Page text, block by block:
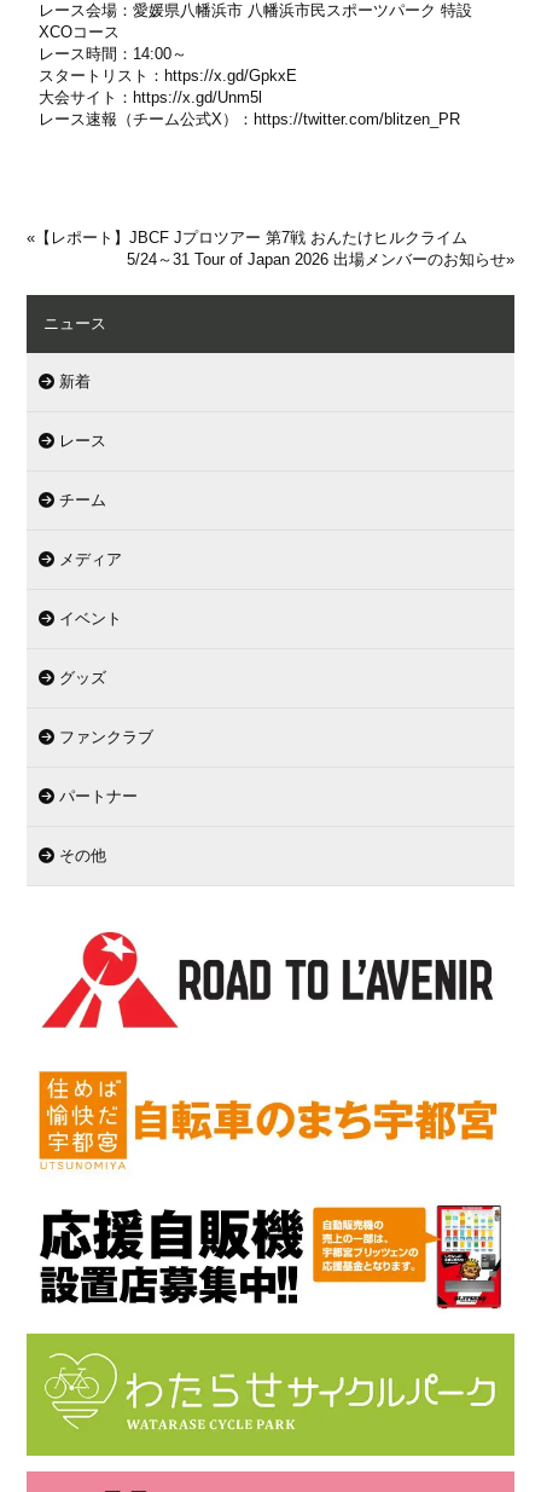
レース会場：愛媛県八幡浜市 八幡浜市民スポーツパーク 特設
XCOコース
レース時間：14:00～
スタートリスト： https://x.gd/GpkxE
大会サイト： https://x.gd/Unm5l
レース速報（チーム公式X）： https://twitter.com/blitzen_PR
« 【レポート】JBCF Jプロツアー 第7戦 おんたけヒルクライム
5/24～31 Tour of Japan 2026 出場メンバーのお知らせ»
ニュース
新着
レース
チーム
メディア
イベント
グッズ
ファンクラブ
パートナー
その他